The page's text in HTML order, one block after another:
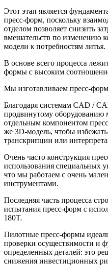
Этот этап является
пресс-форм, поскольку
отделом позволяет снизить
вмешательств по изменению
модели к потребностям литья.
В основе всего процесса
формы с высоким
Мы изготавливаем пресс-
Благодаря системам CAD /
продвинутому
отдельным компонентом
же 3D-модель, чтобы
транскрипции или
Очень часто конструкция
использования специальных
что мы работаем с очень
инструментами.
Последняя часть процесса
испытания пресс-форм с
180T.
Пилотные пресс-формы
проверки осуществимости и
определенных деталей: это
снижения инвестиционных